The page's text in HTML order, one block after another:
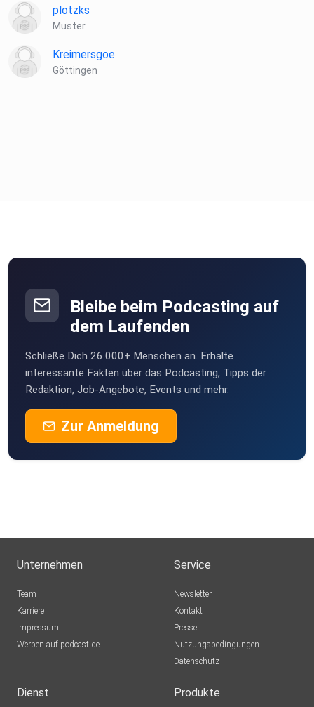
plotzks
Muster
Kreimersgoe
Göttingen
Bleibe beim Podcasting auf
dem Laufenden
Schließe Dich 26.000+ Menschen an. Erhalte
interessante Fakten über das Podcasting, Tipps der
Redaktion, Job-Angebote, Events und mehr.
Zur Anmeldung
Unternehmen
Team
Karriere
Impressum
Werben auf podcast.de
Service
Newsletter
Kontakt
Presse
Nutzungsbedingungen
Datenschutz
Dienst Produkte